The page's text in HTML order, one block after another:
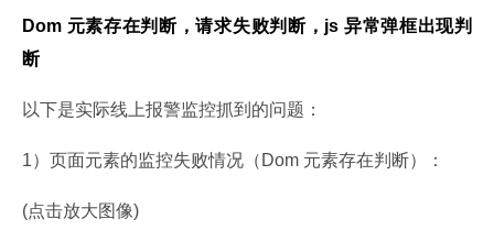
Dom 元素存在判断，请求失败判断，js 异常弹框出现判
断
以下是实际线上报警监控抓到的问题：
1）页面元素的监控失败情况（Dom 元素存在判断）：
(点击放大图像)